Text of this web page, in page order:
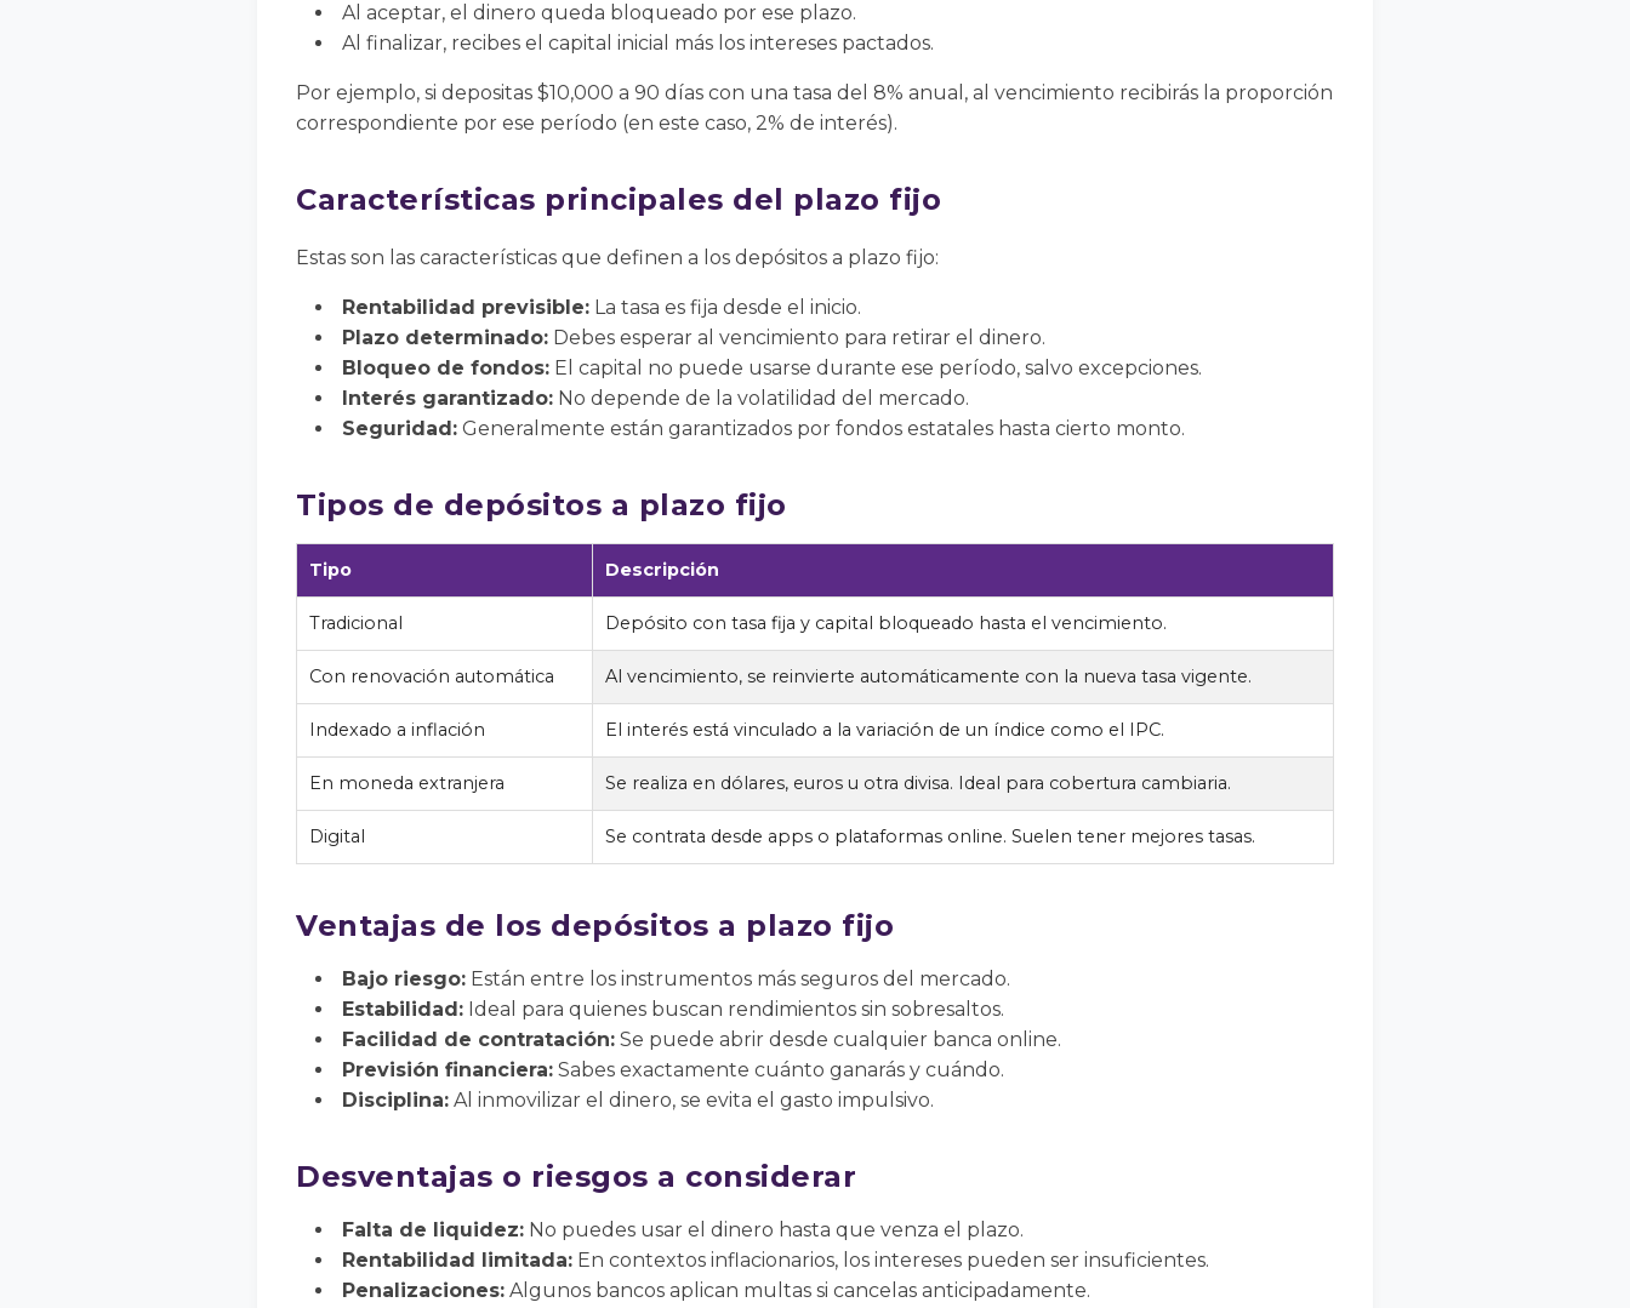
Al aceptar, el dinero queda bloqueado por ese plazo.
Al finalizar, recibes el capital inicial más los intereses pactados.
Por ejemplo, si depositas $10,000 a 90 días con una tasa del 8% anual, al vencimiento recibirás la proporción
correspondiente por ese período (en este caso, 2% de interés).
Características principales del plazo fijo
Estas son las características que definen a los depósitos a plazo fijo:
Rentabilidad previsible: La tasa es fija desde el inicio.
Plazo determinado: Debes esperar al vencimiento para retirar el dinero.
Bloqueo de fondos: El capital no puede usarse durante ese período, salvo excepciones.
Interés garantizado: No depende de la volatilidad del mercado.
Seguridad: Generalmente están garantizados por fondos estatales hasta cierto monto.
Tipos de depósitos a plazo fijo
Tipo Descripción
Tradicional Depósito con tasa fija y capital bloqueado hasta el vencimiento.
Con renovación automática Al vencimiento, se reinvierte automáticamente con la nueva tasa vigente.
Indexado a inflación El interés está vinculado a la variación de un índice como el IPC.
En moneda extranjera Se realiza en dólares, euros u otra divisa. Ideal para cobertura cambiaria.
Digital Se contrata desde apps o plataformas online. Suelen tener mejores tasas.
Ventajas de los depósitos a plazo fijo
Bajo riesgo: Están entre los instrumentos más seguros del mercado.
Estabilidad: Ideal para quienes buscan rendimientos sin sobresaltos.
Facilidad de contratación: Se puede abrir desde cualquier banca online.
Previsión financiera: Sabes exactamente cuánto ganarás y cuándo.
Disciplina: Al inmovilizar el dinero, se evita el gasto impulsivo.
Desventajas o riesgos a considerar
Falta de liquidez: No puedes usar el dinero hasta que venza el plazo.
Rentabilidad limitada: En contextos inflacionarios, los intereses pueden ser insuficientes.
Penalizaciones: Algunos bancos aplican multas si cancelas anticipadamente.